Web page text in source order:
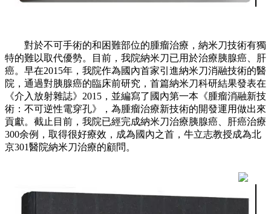
對於不可手術的和困難部位的腫瘤治療，納米刀技術有獨
特的難以取代優勢。目前，我院納米刀已用於治療胰腺癌、肝
癌。早在2015年，我院作為國內首家引進納米刀消融技術的醫
院，通過對胰腺癌的臨床前研究，首篇納米刀科研結果發表在
《介入放射雜誌》2015，並編寫了國內第一本《腫瘤消融新技
術：不可逆性電穿孔》，為腫瘤治療新技術的開發運用做出來
貢獻。截止目前，我院已經完成納米刀治療胰腺癌、肝癌治療
300余例，取得很好療效，成為國內之首，牛立志教授成為北
京301醫院納米刀治療的顧問。